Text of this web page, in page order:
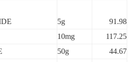
5g
91.98
10mg
117.25
50g 44.67